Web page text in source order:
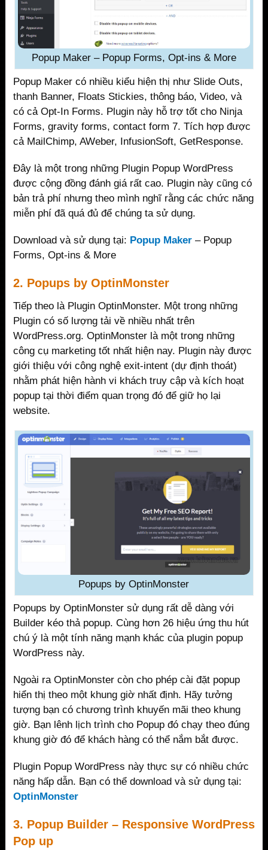
Popup Maker – Popup Forms, Opt-ins & More
Popup Maker có nhiều kiểu hiện thị như Slide Outs,
thanh Banner, Floats Stickies, thông báo, Video, và
có cả Opt-In Forms. Plugin này hỗ trợ tốt cho Ninja
Forms, gravity forms, contact form 7. Tích hợp được
cả MailChimp, AWeber, InfusionSoft, GetResponse.
Đây là một trong những Plugin Popup WordPress
được cộng đồng đánh giá rất cao. Plugin này cũng có
bản trả phí nhưng theo mình nghĩ rằng các chức năng
miễn phí đã quá đủ để chúng ta sử dụng.
Download và sử dụng tại: Popup Maker– Popup
Forms, Opt-ins & More
2. Popups by OptinMonster
Tiếp theo là Plugin OptinMonster. Một trong những
Plugin có số lượng tải về nhiều nhất trên
WordPress.org. OptinMonster là một trong những
công cụ marketing tốt nhất hiện nay. Plugin này được
giới thiệu với công nghệ exit-intent (dự định thoát)
nhằm phát hiện hành vi khách truy cập và kích hoạt
popup tại thời điểm quan trọng đó để giữ họ lại
website.
Popups by OptinMonster
Popups by OptinMonster sử dụng rất dễ dàng với
Builder kéo thả popup. Cùng hơn 26 hiệu ứng thu hút
chú ý là một tính năng mạnh khác của plugin popup
WordPress này.
Ngoài ra OptinMonster còn cho phép cài đặt popup
hiển thị theo một khung giờ nhất định. Hãy tưởng
tượng bạn có chương trình khuyến mãi theo khung
giờ. Bạn lênh lịch trình cho Popup đó chạy theo đúng
khung giờ đó để khách hàng có thể nắm bắt được.
Plugin Popup WordPress này thực sự có nhiều chức
năng hấp dẫn. Bạn có thể download và sử dụng tại:
OptinMonster
3. Popup Builder – Responsive WordPress
Pop up